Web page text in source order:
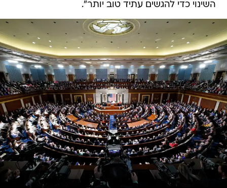
השינוי כדי להגשים עתיד טוב יותר".